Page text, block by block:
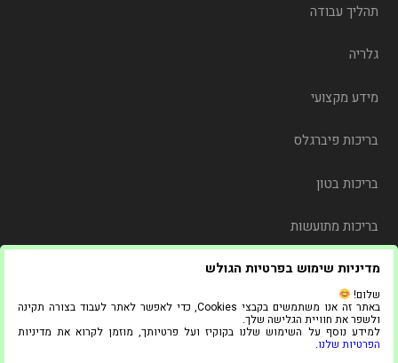
מדיניות שימוש בפרטיות הגולש
שלום!
באתר זה אנו משתמשים בקבצי Cookies, כדי לאפשר לאתר לעבוד בצורה תקינה
ולשפר את חוויית הגלישה שלך.
למידע נוסף על השימוש שלנו בקוקיז ועל פרטיותך, מוזמן לקרוא את מדיניות
הפרטיות שלנו.
תהליך עבודה
גלריה
מידע מקצועי
בריכות פיברגלס
בריכות בטון
בריכות מתועשות
משלוח
צור קשר